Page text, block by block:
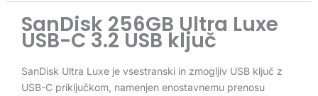
SanDisk 256GB Ultra Luxe
USB-C 3.2 USB ključ
SanDisk Ultra Luxe je vsestranski in zmogljiv USB ključ z
USB-C priključkom, namenjen enostavnemu prenosu